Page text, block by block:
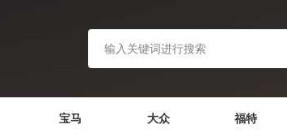
宝马 大众 福特